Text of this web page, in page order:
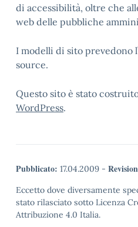
di accessibilità, oltre che
web delle pubbliche
I modelli di sito prevedono
source.
Questo sito è stato
WordPress.
Pubblicato: 17.04.2009 -
Eccetto dove diversamente
stato rilasciato sotto Licenza
Attribuzione 4.0 Italia.